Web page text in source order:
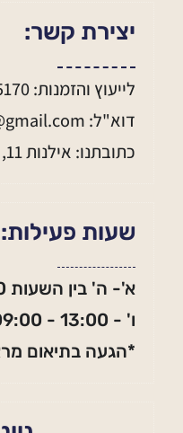
יצירת קשר:
לייעוץ והזמנות: 055-4555170
דוא"ל: shriki.rent@gmail.com
כתובתנו: אילנות 11, גת רימון
שעות פעילות:
א'- ה' בין השעות 17:00 - 09:00
ו' - 13:00 - 09:00
*הגעה בתיאום